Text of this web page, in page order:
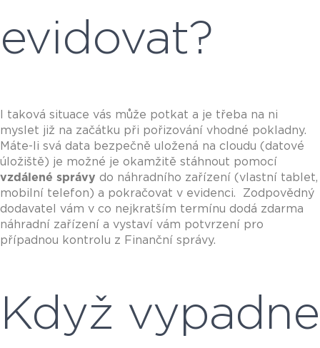
evidovat?
I taková situace vás může potkat a je třeba na ni
myslet již na začátku při pořizování vhodné pokladny.
Máte-li svá data bezpečně uložená na cloudu (datové
úložiště) je možné je okamžitě stáhnout pomocí
vzdálené správy do náhradního zařízení (vlastní tablet,
mobilní telefon) a pokračovat v evidenci. Zodpovědný
dodavatel vám v co nejkratším termínu dodá zdarma
náhradní zařízení a vystaví vám potvrzení pro
případnou kontrolu z Finanční správy.
Když vypadne